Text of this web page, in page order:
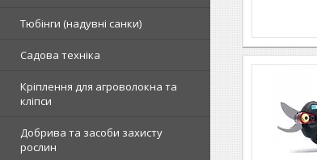
Тюбінги (надувні санки)
Садова техніка
Кріплення для агроволокна та
кліпси
Добрива та засоби захисту
рослин